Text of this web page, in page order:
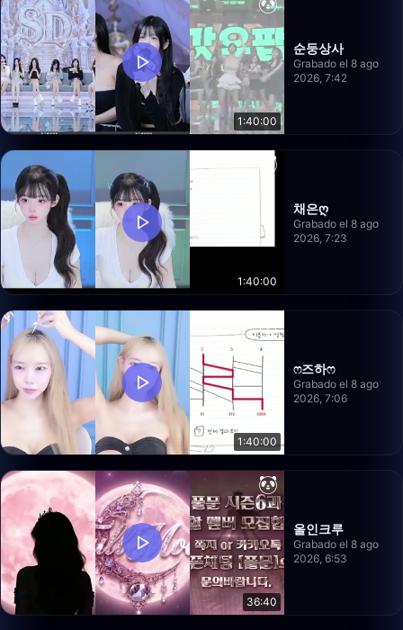
1:40:00
순둥상사
Grabado el 8 ago
2026, 7:42
1:40:00
채은ღ
Grabado el 8 ago
2026, 7:23
1:40:00
ෆ즈하ෆ
Grabado el 8 ago
2026, 7:06
36:40
올인크루
Grabado el 8 ago
2026, 6:53